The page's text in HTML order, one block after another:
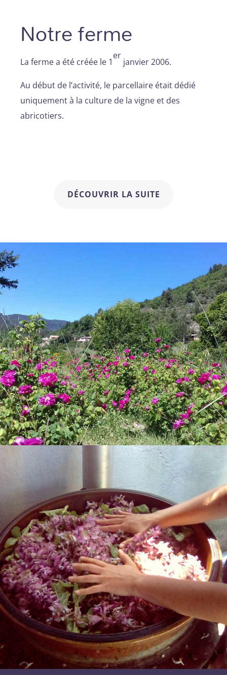
Notre ferme
La ferme a été créée le 1
er
janvier 2006.
Au début de l’activité, le parcellaire était dédié
uniquement à la culture de la vigne et des
abricotiers.
DÉCOUVRIR LA SUITE